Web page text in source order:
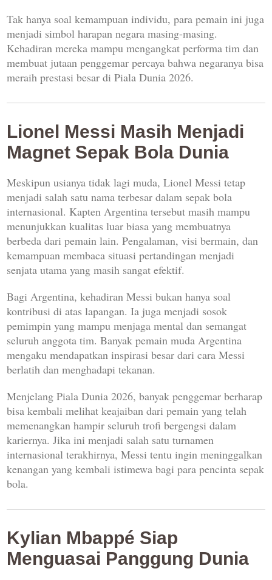
Tak hanya soal kemampuan individu, para pemain ini juga
menjadi simbol harapan negara masing-masing.
Kehadiran mereka mampu mengangkat performa tim dan
membuat jutaan penggemar percaya bahwa negaranya bisa
meraih prestasi besar di Piala Dunia 2026.
Lionel Messi Masih Menjadi
Magnet Sepak Bola Dunia
Meskipun usianya tidak lagi muda, Lionel Messi tetap
menjadi salah satu nama terbesar dalam sepak bola
internasional. Kapten Argentina tersebut masih mampu
menunjukkan kualitas luar biasa yang membuatnya
berbeda dari pemain lain. Pengalaman, visi bermain, dan
kemampuan membaca situasi pertandingan menjadi
senjata utama yang masih sangat efektif.
Bagi Argentina, kehadiran Messi bukan hanya soal
kontribusi di atas lapangan. Ia juga menjadi sosok
pemimpin yang mampu menjaga mental dan semangat
seluruh anggota tim. Banyak pemain muda Argentina
mengaku mendapatkan inspirasi besar dari cara Messi
berlatih dan menghadapi tekanan.
Menjelang Piala Dunia 2026, banyak penggemar berharap
bisa kembali melihat keajaiban dari pemain yang telah
memenangkan hampir seluruh trofi bergengsi dalam
kariernya. Jika ini menjadi salah satu turnamen
internasional terakhirnya, Messi tentu ingin meninggalkan
kenangan yang kembali istimewa bagi para pencinta sepak
bola.
Kylian Mbappé Siap
Menguasai Panggung Dunia